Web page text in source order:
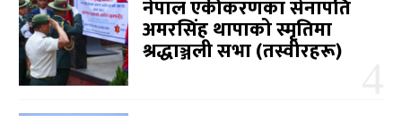
नेपाल एकीकरणका सेनापति
अमरसिंह थापाको स्मृतिमा
श्रद्धाञ्जली सभा (तस्वीरहरू)